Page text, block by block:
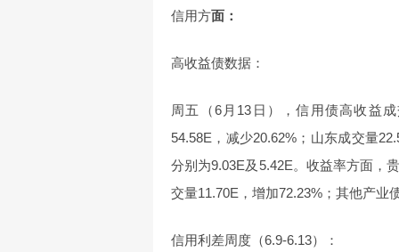
信用方面：
高收益债数据：
周五（6月13日），信用债高收益
54.58E，减少20.62%；山东成交量
分别为9.03E及5.42E。收益率方面，
交量11.70E，增加72.23%；其他产业
信用利差周度（6.9-6.13）：